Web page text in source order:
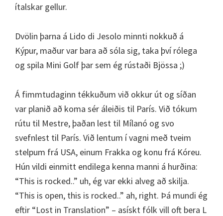
ítalskar gellur.
Dvölin þarna á Lido di Jesolo minnti nokkuð á
Kýpur, maður var bara að sóla sig, taka því rólega
og spila Mini Golf þar sem ég rústaði Bjössa ;)
Á fimmtudaginn tékkuðum við okkur út og síðan
var planið að koma sér áleiðis til París. Við tókum
rútu til Mestre, þaðan lest til Mílanó og svo
svefnlest til París. Við lentum í vagni með tveim
stelpum frá USA, einum Frakka og konu frá Kóreu.
Hún vildi einmitt endilega kenna manni á hurðina:
“This is rocked..” uh, ég var ekki alveg að skilja.
“This is open, this is rocked..” ah, right. Þá mundi ég
eftir “Lost in Translation” – asískt fólk vill oft bera L